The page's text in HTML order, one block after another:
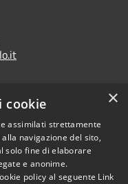
Whatsapp
© 2026 • Comune
×
cookie
assimilati strettamente
navigazione del sito,
solo fine di elaborare
e anonime.
policy al seguente Link